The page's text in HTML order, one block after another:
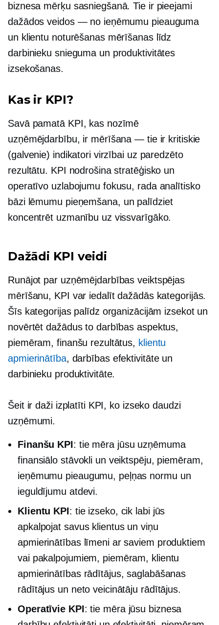
biznesa mērķu sasniegšanā. Tie ir pieejami
dažādos veidos — no ieņēmumu pieauguma
un klientu noturēšanas mērīšanas līdz
darbinieku snieguma un produktivitātes
izsekošanas.
Kas ir KPI?
Savā pamatā KPI, kas nozīmē
uzņēmējdarbību, ir mērīšana — tie ir kritiskie
(galvenie) indikatori virzībai uz paredzēto
rezultātu. KPI nodrošina stratēģisko un
operatīvo uzlabojumu fokusu, rada analītisko
bāzi lēmumu pieņemšana, un palīdziet
koncentrēt uzmanību uz vissvarīgāko.
Dažādi KPI veidi
Runājot par uzņēmējdarbības veiktspējas
mērīšanu, KPI var iedalīt dažādās kategorijās.
Šīs kategorijas palīdz organizācijām izsekot un
novērtēt dažādus to darbības aspektus,
piemēram, finanšu rezultātus, klientu
apmierinātība, darbības efektivitāte un
darbinieku produktivitāte.
Šeit ir daži izplatīti KPI, ko izseko daudzi
uzņēmumi.
Finanšu KPI: tie mēra jūsu uzņēmuma
finansiālo stāvokli un veiktspēju, piemēram,
ieņēmumu pieaugumu, peļņas normu un
ieguldījumu atdevi.
Klientu KPI: tie izseko, cik labi jūs
apkalpojat savus klientus un viņu
apmierinātības līmeni ar saviem produktiem
vai pakalpojumiem, piemēram, klientu
apmierinātības rādītājus, saglabāšanas
rādītājus un neto veicinātāju rādītājus.
Operatīvie KPI: tie mēra jūsu biznesa